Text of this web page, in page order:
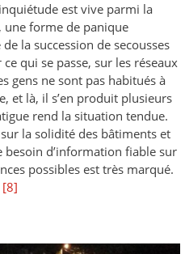
est vive parmi la
forme de panique
la succession de secousses
qui se passe, sur les réseaux
gens ne sont pas habitués à
et là, il s’en produit plusieurs
rend la situation tendue.
la solidité des bâtiments et
besoin d’information fiable sur
possibles est très marqué.
[8]